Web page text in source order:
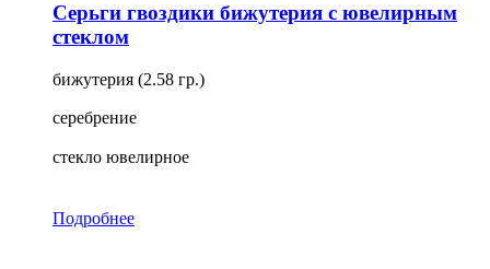
Серьги гвоздики бижутерия с ювелирным
стеклом
бижутерия (2.58 гр.)
серебрение
стекло ювелирное
Подробнее